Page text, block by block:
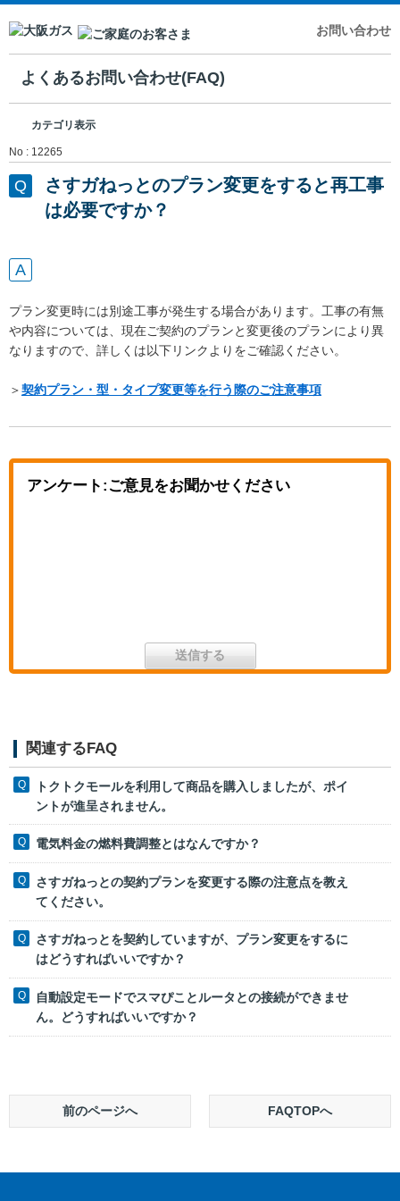
お問い合わせ
よくあるお問い合わせ(FAQ)
カテゴリ表示
No : 12265
さすガねっとのプラン変更をすると再工事
は必要ですか？
プラン変更時には別途工事が発生する場合があります。工事の有無
や内容については、現在ご契約のプランと変更後のプランにより異
なりますので、詳しくは以下リンクよりをご確認ください。
＞契約プラン・型・タイプ変更等を行う際のご注意事項
アンケート:ご意見をお聞かせください
関連するFAQ
トクトクモールを利用して商品を購入しましたが、ポイ
ントが進呈されません。
電気料金の燃料費調整とはなんですか？
さすガねっとの契約プランを変更する際の注意点を教え
てください。
さすガねっとを契約していますが、プラン変更をするに
はどうすればいいですか？
自動設定モードでスマぴことルータとの接続ができませ
ん。どうすればいいですか？
前のページへ FAQTOPへ